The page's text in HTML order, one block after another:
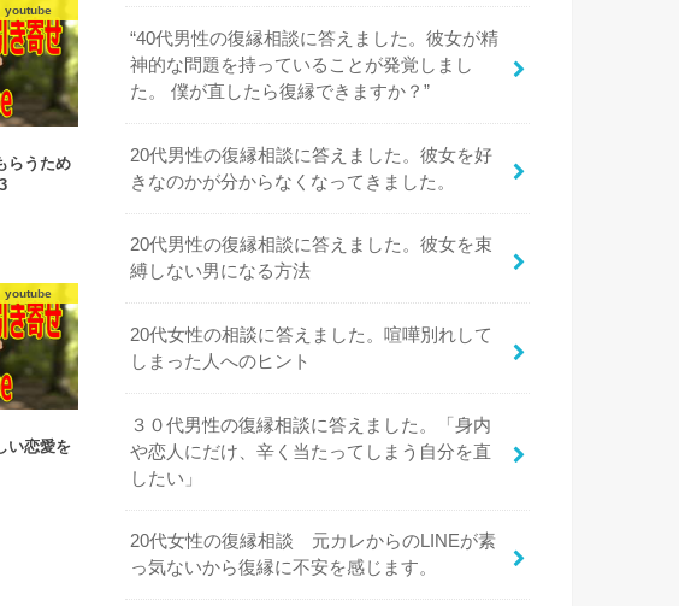
youtube
らうため
youtube
い恋愛を
“40代男性の復縁相談に答えました。彼女が精
神的な問題を持っていることが発覚しまし
た。 僕が直したら復縁できますか？”
20代男性の復縁相談に答えました。彼女を好
きなのかが分からなくなってきました。
20代男性の復縁相談に答えました。彼女を束
縛しない男になる方法
20代女性の相談に答えました。喧嘩別れして
しまった人へのヒント
３０代男性の復縁相談に答えました。「身内
や恋人にだけ、辛く当たってしまう自分を直
したい」
20代女性の復縁相談 元カレからのLINEが素
っ気ないから復縁に不安を感じます。